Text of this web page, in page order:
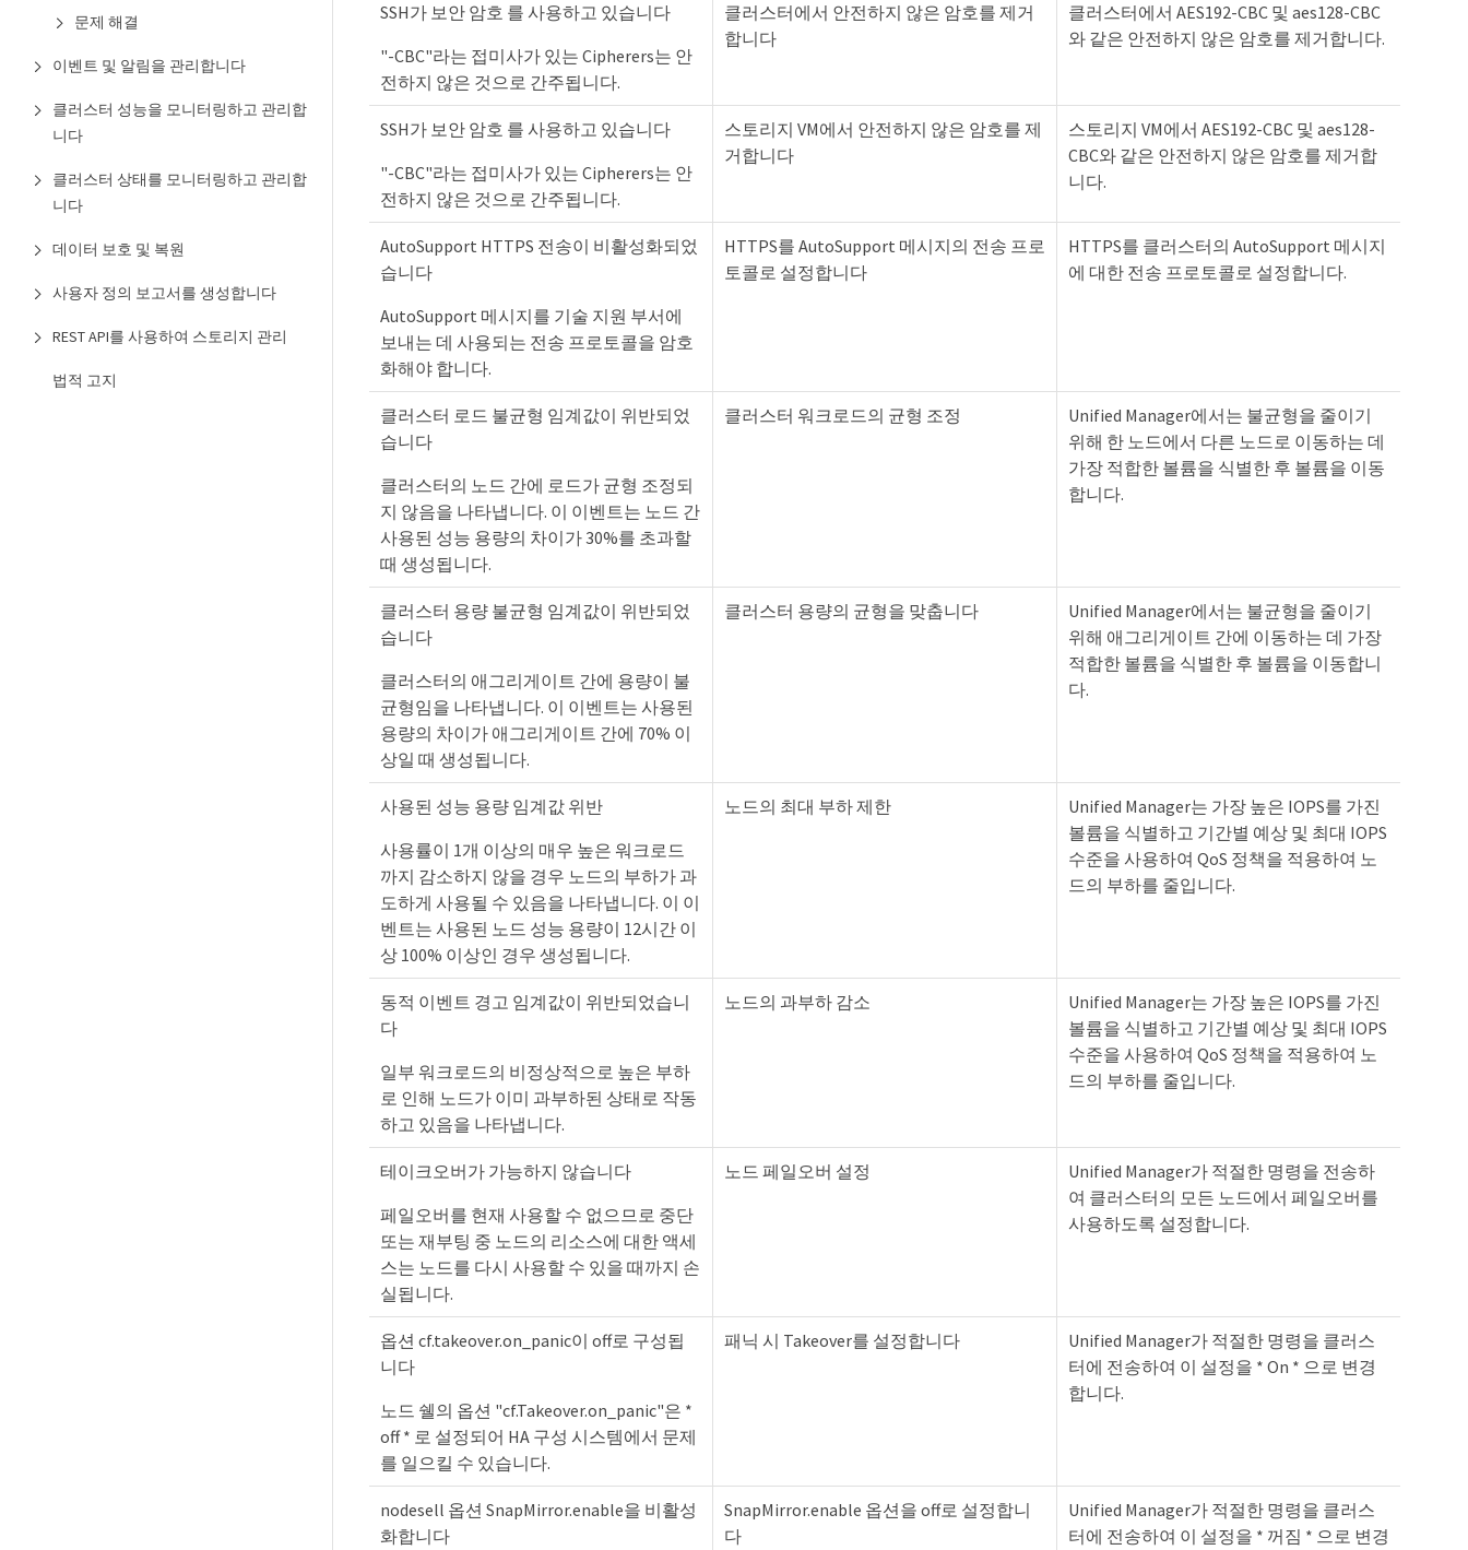
문제 해결
이벤트 및 알림을 관리합니다
클러스터 성능을 모니터링하고 관리합
니다
클러스터 상태를 모니터링하고 관리합
니다
데이터 보호 및 복원
사용자 정의 보고서를 생성합니다
REST API를 사용하여 스토리지 관리
법적 고지
SSH가 보안 암호 를 사용하고 있습니다
"-CBC"라는 접미사가 있는 Cipherers는 안
전하지 않은 것으로 간주됩니다.
클러스터에서 안전하지 않은 암호를 제거
합니다
클러스터에서 AES192-CBC 및 aes128-CBC
와 같은 안전하지 않은 암호를 제거합니다.
SSH가 보안 암호 를 사용하고 있습니다
"-CBC"라는 접미사가 있는 Cipherers는 안
전하지 않은 것으로 간주됩니다.
스토리지 VM에서 안전하지 않은 암호를 제
거합니다
스토리지 VM에서 AES192-CBC 및 aes128-
CBC와 같은 안전하지 않은 암호를 제거합
니다.
AutoSupport HTTPS 전송이 비활성화되었
습니다
AutoSupport 메시지를 기술 지원 부서에
보내는 데 사용되는 전송 프로토콜을 암호
화해야 합니다.
HTTPS를 AutoSupport 메시지의 전송 프로
토콜로 설정합니다
HTTPS를 클러스터의 AutoSupport 메시지
에 대한 전송 프로토콜로 설정합니다.
클러스터 로드 불균형 임계값이 위반되었
습니다
클러스터의 노드 간에 로드가 균형 조정되
지 않음을 나타냅니다. 이 이벤트는 노드 간
사용된 성능 용량의 차이가 30%를 초과할
때 생성됩니다.
클러스터 워크로드의 균형 조정
Unified Manager에서는 불균형을 줄이기
위해 한 노드에서 다른 노드로 이동하는 데
가장 적합한 볼륨을 식별한 후 볼륨을 이동
합니다.
클러스터 용량 불균형 임계값이 위반되었
습니다
클러스터의 애그리게이트 간에 용량이 불
균형임을 나타냅니다. 이 이벤트는 사용된
용량의 차이가 애그리게이트 간에 70% 이
상일 때 생성됩니다.
클러스터 용량의 균형을 맞춥니다
Unified Manager에서는 불균형을 줄이기
위해 애그리게이트 간에 이동하는 데 가장
적합한 볼륨을 식별한 후 볼륨을 이동합니
다.
사용된 성능 용량 임계값 위반
사용률이 1개 이상의 매우 높은 워크로드
까지 감소하지 않을 경우 노드의 부하가 과
도하게 사용될 수 있음을 나타냅니다. 이 이
벤트는 사용된 노드 성능 용량이 12시간 이
상 100% 이상인 경우 생성됩니다.
노드의 최대 부하 제한
Unified Manager는 가장 높은 IOPS를 가진
볼륨을 식별하고 기간별 예상 및 최대 IOPS
수준을 사용하여 QoS 정책을 적용하여 노
드의 부하를 줄입니다.
동적 이벤트 경고 임계값이 위반되었습니
다
일부 워크로드의 비정상적으로 높은 부하
로 인해 노드가 이미 과부하된 상태로 작동
하고 있음을 나타냅니다.
노드의 과부하 감소
Unified Manager는 가장 높은 IOPS를 가진
볼륨을 식별하고 기간별 예상 및 최대 IOPS
수준을 사용하여 QoS 정책을 적용하여 노
드의 부하를 줄입니다.
테이크오버가 가능하지 않습니다
페일오버를 현재 사용할 수 없으므로 중단
또는 재부팅 중 노드의 리소스에 대한 액세
스는 노드를 다시 사용할 수 있을 때까지 손
실됩니다.
노드 페일오버 설정
Unified Manager가 적절한 명령을 전송하
여 클러스터의 모든 노드에서 페일오버를
사용하도록 설정합니다.
옵션 cf.takeover.on_panic이 off로 구성됩
니다
노드 쉘의 옵션 "cf.Takeover.on_panic"은 *
off * 로 설정되어 HA 구성 시스템에서 문제
를 일으킬 수 있습니다.
패닉 시 Takeover를 설정합니다
Unified Manager가 적절한 명령을 클러스
터에 전송하여 이 설정을 * On * 으로 변경
합니다.
nodesell 옵션 SnapMirror.enable을 비활성
화합니다
SnapMirror.enable 옵션을 off로 설정합니
다
Unified Manager가 적절한 명령을 클러스
터에 전송하여 이 설정을 * 꺼짐 * 으로 변경